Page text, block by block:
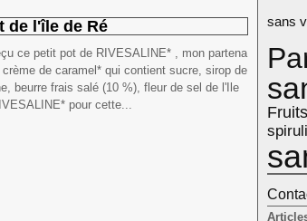
de l'île de Ré
ce petit pot de RIVESALINE* , mon partena
de caramel* qui contient sucre, sirop de
beurre frais salé (10 %), fleur de sel de l'Ile
pour cette...
sans
Fruits